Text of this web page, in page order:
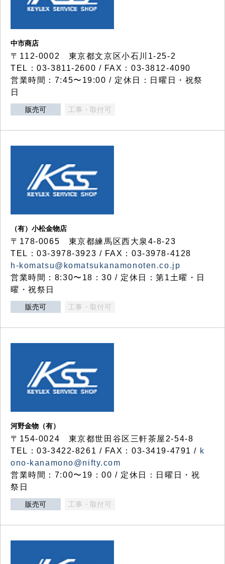
中市商店
〒112-0002 東京都文京区小石川1-25-2
TEL：03-3811-2600 / FAX：03-3812-4090
営業時間：7:45〜19:00 / 定休日：日曜日・祝祭
日
販売可 工事・取付可
（有）小松金物店
〒178-0065 東京都練馬区西大泉4-8-23
TEL：03-3978-3923 / FAX：03-3978-4128
h-komatsu@komatsukanamonoten.co.jp
営業時間：8:30〜18：30 / 定休日：第1土曜・日
曜・祝祭日
販売可 工事・取付可
河野金物（有）
〒154-0024 東京都世田谷区三軒茶屋2-54-8
TEL：03-3422-8261 / FAX：03-3419-4791 / k
ono-kanamono@nifty.com
営業時間：7:00〜19：00 / 定休日：日曜日・祝
祭日
販売可 工事・取付可